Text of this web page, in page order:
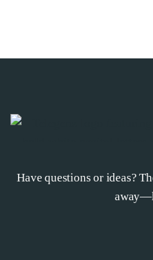
Have questions or ideas?